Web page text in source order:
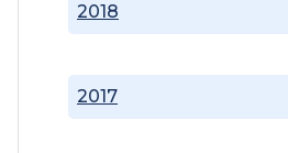
2017
2018